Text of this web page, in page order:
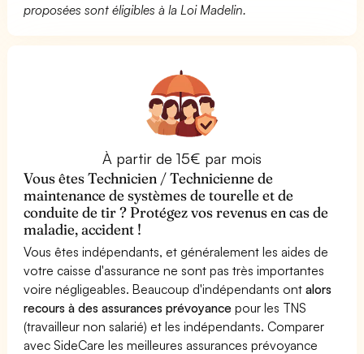
proposées sont éligibles à la Loi Madelin.
À partir de 15€ par mois
Vous êtes Technicien / Technicienne de
maintenance de systèmes de tourelle et de
conduite de tir ? Protégez vos revenus en cas de
maladie, accident !
Vous êtes indépendants, et généralement les aides de
votre caisse d'assurance ne sont pas très importantes
voire négligeables. Beaucoup d'indépendants ontalors
recours à des assurances prévoyance pour les TNS
(travailleur non salarié) et les indépendants. Comparer
avec SideCare les meilleures assurances prévoyance